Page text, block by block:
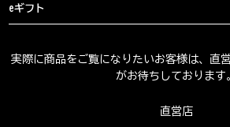
eギフト
実際に商品をご覧になりたいお客様は、直
がお待ちしております
直営店